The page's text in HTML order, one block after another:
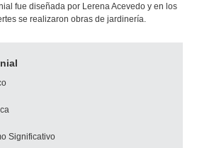
fue diseñada por Lerena Acevedo y en los
se realizaron obras de jardinería.
Significativo